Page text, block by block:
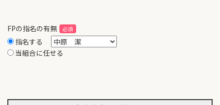
FPの指名の有無
指名する
当組合に任せる